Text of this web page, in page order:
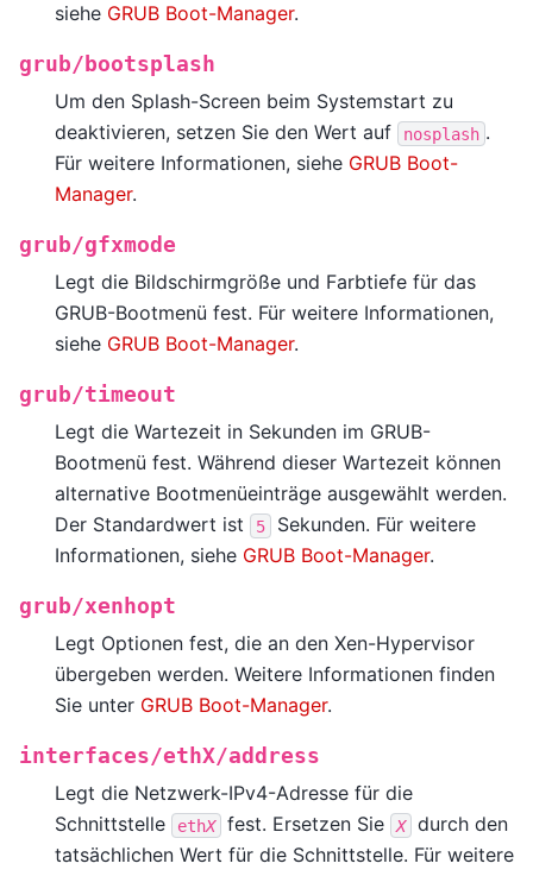
siehe GRUB Boot-Manager.
grub/bootsplash
Um den Splash-Screen beim Systemstart zu
deaktivieren, setzen Sie den Wert auf
nosplash .
Für weitere Informationen, siehe GRUB Boot-
Manager.
grub/gfxmode
Legt die Bildschirmgröße und Farbtiefe für das
GRUB-Bootmenü fest. Für weitere Informationen,
siehe GRUB Boot-Manager.
grub/timeout
Legt die Wartezeit in Sekunden im GRUB-
Bootmenü fest. Während dieser Wartezeit können
alternative Bootmenüeinträge ausgewählt werden.
Der Standardwert ist
5
Sekunden. Für weitere
Informationen, siehe GRUB Boot-Manager.
grub/xenhopt
Legt Optionen fest, die an den Xen-Hypervisor
übergeben werden. Weitere Informationen finden
Sie unter GRUB Boot-Manager.
interfaces/ethX/address
Legt die Netzwerk-IPv4-Adresse für die
Schnittstelle
ethX fest. Ersetzen Sie X
durch den
tatsächlichen Wert für die Schnittstelle. Für weitere